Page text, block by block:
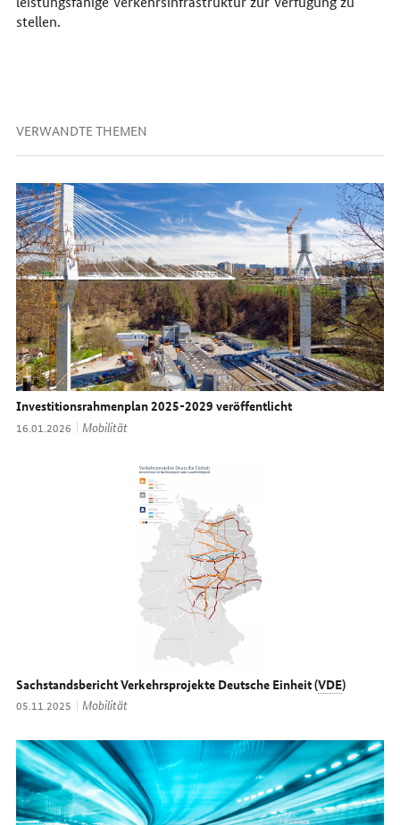
stellen.
VERWANDTE THEMEN
Investitionsrahmenplan 2025-2029 veröffentlicht
Datum:
16.01.2026 Thema:
Mobilität
Sachstandsbericht Verkehrsprojekte Deutsche Einheit (VDE)
Datum:
05.11.2025 Thema:
Mobilität